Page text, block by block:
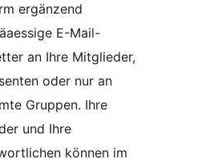
ergänzend
E-Mail-
an Ihre Mitglieder,
oder nur an
Gruppen. Ihre
und Ihre
können im